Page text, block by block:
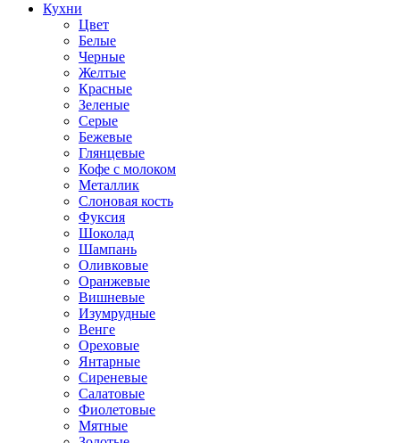
Кухни
Цвет
Белые
Черные
Желтые
Красные
Зеленые
Серые
Бежевые
Глянцевые
Кофе с молоком
Металлик
Слоновая кость
Фуксия
Шоколад
Шампань
Оливковые
Оранжевые
Вишневые
Изумрудные
Венге
Ореховые
Янтарные
Сиреневые
Салатовые
Фиолетовые
Мятные